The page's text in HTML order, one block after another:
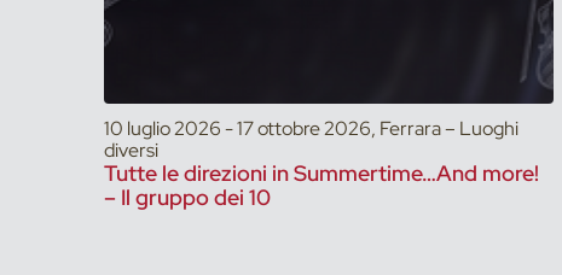
10 luglio 2026 - 17 ottobre 2026, Ferrara – Luoghi
diversi
Tutte le direzioni in Summertime…And more!
– Il gruppo dei 10